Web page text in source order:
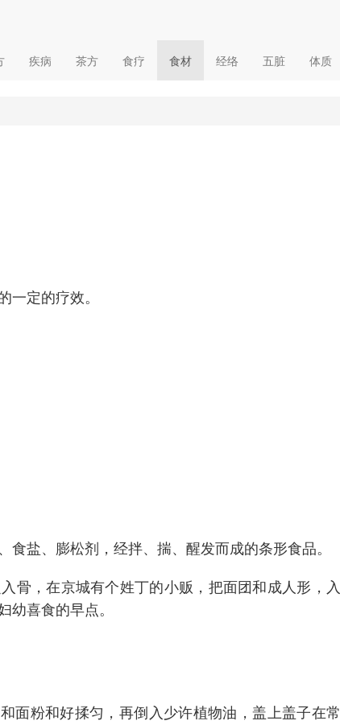
疾病 茶方 食疗 食材 经络 五脏 体质
定的疗效。
盐、膨松剂，经拌、揣、醒发而成的条形食品。
骨，在京城有个姓丁的小贩，把面团和成人形，入
喜食的早点。
面粉和好揉匀，再倒入少许植物油，盖上盖子在常